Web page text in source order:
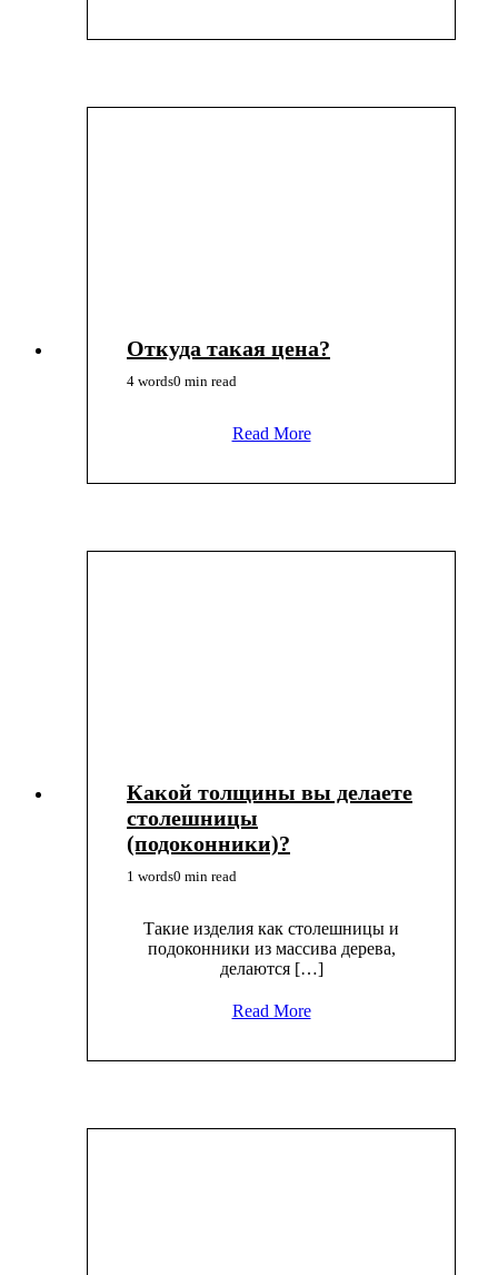
Откуда такая цена?
4 words0 min read
Read More
Какой толщины вы делаете
столешницы
(подоконники)?
1 words0 min read
Такие изделия как столешницы и
подоконники из массива дерева,
делаются […]
Read More